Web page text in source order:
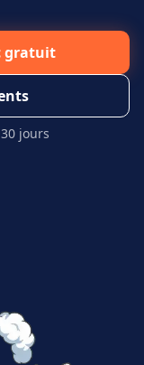
gratuit
jours